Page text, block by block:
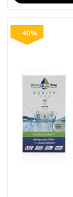
- 40%